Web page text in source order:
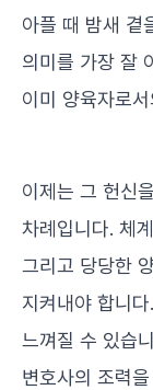
아플 때 밤새 곁
의미를 가장 잘
이미 양육자로
이제는 그 헌신
차례입니다. 체
그리고 당당한
지켜내야 합니
느껴질 수 있습
변호사의 조력